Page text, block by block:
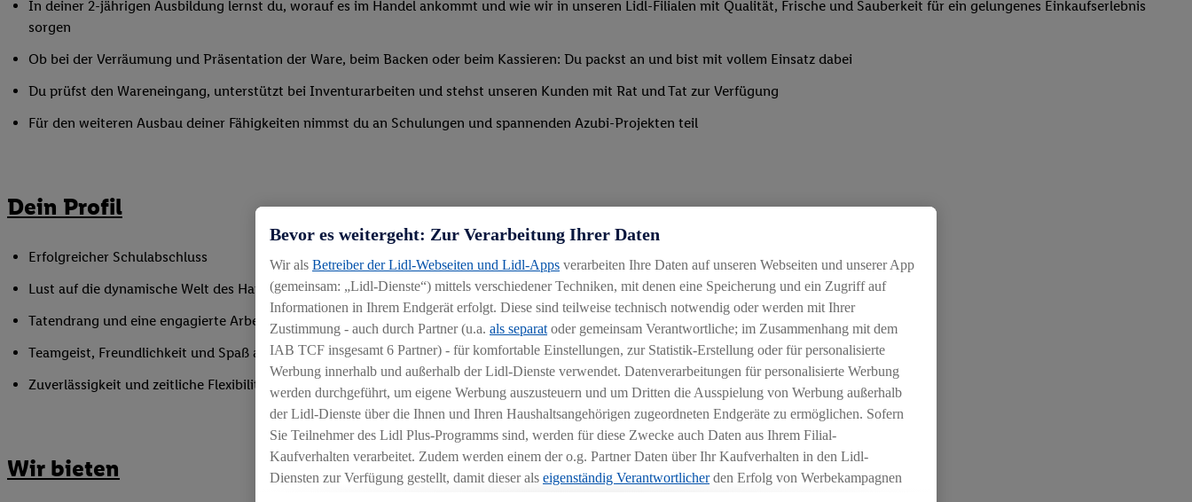
In deiner 2-jährigen Ausbildung lernst du, worauf es im Handel ankommt und wie wir in unseren Lidl-Filialen mit Qualität, Frische und Sauberkeit für ein gelungenes Einkaufserlebnis
sorgen
Ob bei der Verräumung und Präsentation der Ware, beim Backen oder beim Kassieren: Du packst an und bist mit vollem Einsatz dabei
Du prüfst den Wareneingang, unterstützt bei Inventurarbeiten und stehst unseren Kunden mit Rat und Tat zur Verfügung
Für den weiteren Ausbau deiner Fähigkeiten nimmst du an Schulungen und spannenden Azubi-Projekten teil
Dein Profil
Erfolgreicher Schulabschluss
Lust auf die dynamische Welt des Handels
Tatendrang und eine engagierte Arbeitsweise
Teamgeist, Freundlichkeit und Spaß am Umgang mit Menschen
Zuverlässigkeit und zeitliche Flexibilität innerhalb der Öffnungszeiten deiner Filiale
Wir bieten
Bevor es weitergeht: Zur Verarbeitung Ihrer Daten
Wir als Betreiber der Lidl-Webseiten und Lidl-Apps verarbeiten Ihre Daten auf unseren Webseiten und unserer App
(gemeinsam: „Lidl-Dienste“) mittels verschiedener Techniken, mit denen eine Speicherung und ein Zugriff auf
Informationen in Ihrem Endgerät erfolgt. Diese sind teilweise technisch notwendig oder werden mit Ihrer
Zustimmung - auch durch Partner (u.a. als separat oder gemeinsam Verantwortliche; im Zusammenhang mit dem
IAB TCF insgesamt 6 Partner) - für komfortable Einstellungen, zur Statistik-Erstellung oder für personalisierte
Werbung innerhalb und außerhalb der Lidl-Dienste verwendet. Datenverarbeitungen für personalisierte Werbung
werden durchgeführt, um eigene Werbung auszusteuern und um Dritten die Ausspielung von Werbung außerhalb
der Lidl-Dienste über die Ihnen und Ihren Haushaltsangehörigen zugeordneten Endgeräte zu ermöglichen. Sofern
Sie Teilnehmer des Lidl Plus-Programms sind, werden für diese Zwecke auch Daten aus Ihrem Filial-
Kaufverhalten verarbeitet. Zudem werden einem der o.g. Partner Daten über Ihr Kaufverhalten in den Lidl-
Diensten zur Verfügung gestellt, damit dieser als eigenständig Verantwortlicherden Erfolg von Werbekampagnen